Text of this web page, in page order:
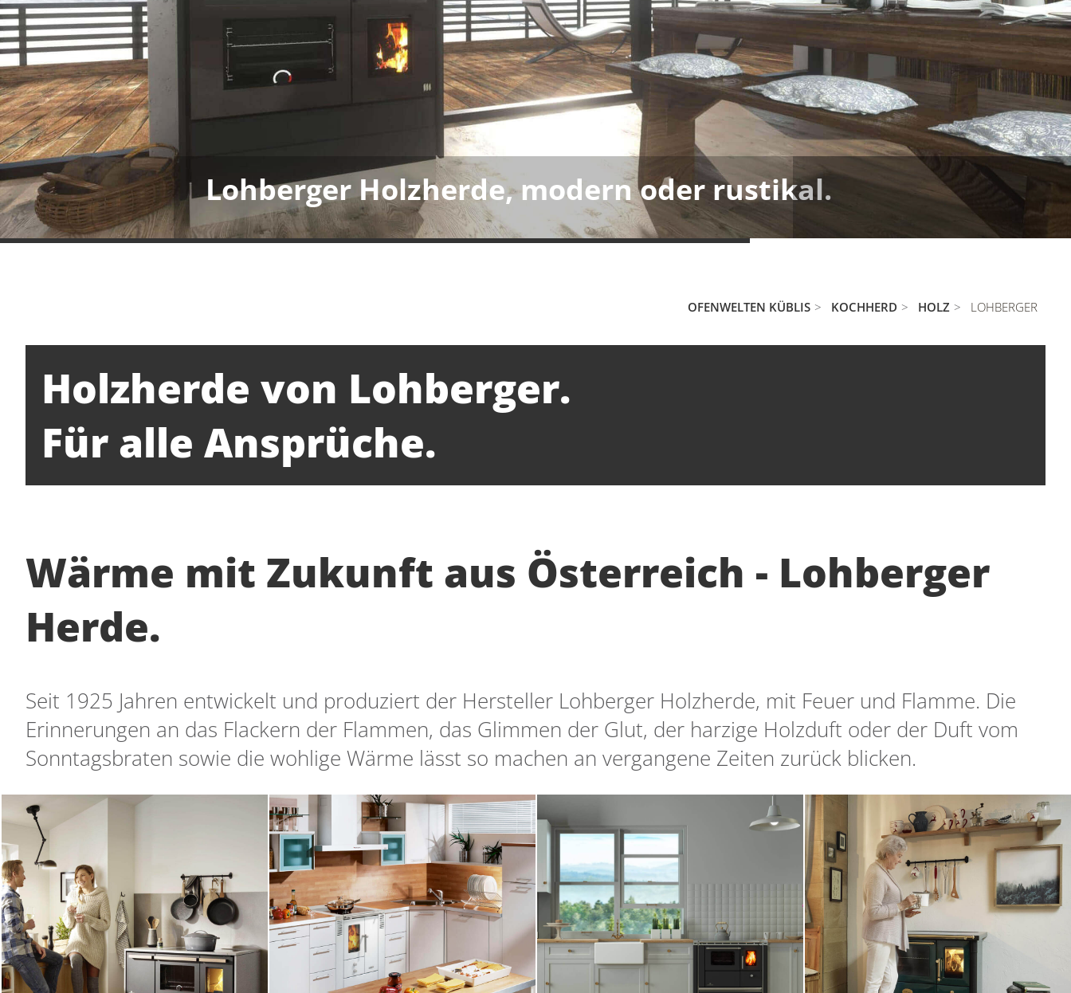
Lohberger Holzherde, modern oder rustikal.
OFENWELTEN KÜBLIS KOCHHERD HOLZ LOHBERGER
Holzherde von Lohberger.
Für alle Ansprüche.
Wärme mit Zukunft aus Österreich - Lohberger
Herde.
Seit 1925 Jahren entwickelt und produziert der Hersteller Lohberger Holzherde, mit Feuer und Flamme. Die
Erinnerungen an das Flackern der Flammen, das Glimmen der Glut, der harzige Holzduft oder der Duft vom
Sonntagsbraten sowie die wohlige Wärme lässt so machen an vergangene Zeiten zurück blicken.